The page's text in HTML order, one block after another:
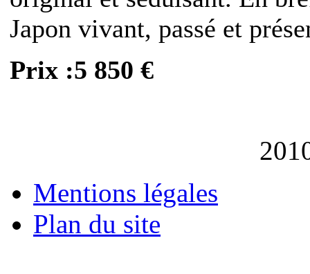
Japon vivant, passé et
Prix :5 850 €
Mentions légales
Plan du site